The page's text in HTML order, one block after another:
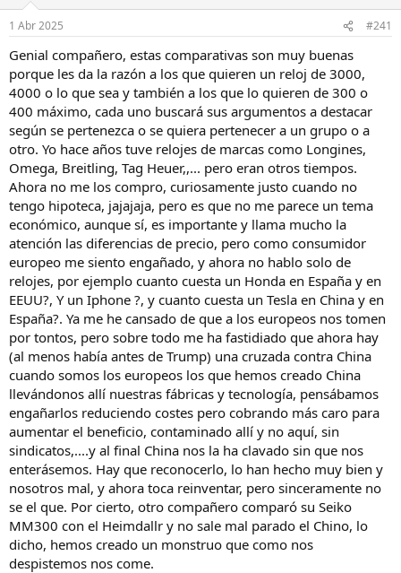
o
n
e
s
1 Abr 2025 #241
Genial compañero, estas comparativas son muy buenas
porque les da la razón a los que quieren un reloj de 3000,
4000 o lo que sea y también a los que lo quieren de 300 o
400 máximo, cada uno buscará sus argumentos a destacar
según se pertenezca o se quiera pertenecer a un grupo o a
otro. Yo hace años tuve relojes de marcas como Longines,
Omega, Breitling, Tag Heuer,,... pero eran otros tiempos.
Ahora no me los compro, curiosamente justo cuando no
tengo hipoteca, jajajaja, pero es que no me parece un tema
económico, aunque sí, es importante y llama mucho la
atención las diferencias de precio, pero como consumidor
europeo me siento engañado, y ahora no hablo solo de
relojes, por ejemplo cuanto cuesta un Honda en España y en
EEUU?, Y un Iphone ?, y cuanto cuesta un Tesla en China y en
España?. Ya me he cansado de que a los europeos nos tomen
por tontos, pero sobre todo me ha fastidiado que ahora hay
(al menos había antes de Trump) una cruzada contra China
cuando somos los europeos los que hemos creado China
llevándonos allí nuestras fábricas y tecnología, pensábamos
engañarlos reduciendo costes pero cobrando más caro para
aumentar el beneficio, contaminado allí y no aquí, sin
sindicatos,....y al final China nos la ha clavado sin que nos
enterásemos. Hay que reconocerlo, lo han hecho muy bien y
nosotros mal, y ahora toca reinventar, pero sinceramente no
se el que. Por cierto, otro compañero comparó su Seiko
MM300 con el Heimdallr y no sale mal parado el Chino, lo
dicho, hemos creado un monstruo que como nos
despistemos nos come.